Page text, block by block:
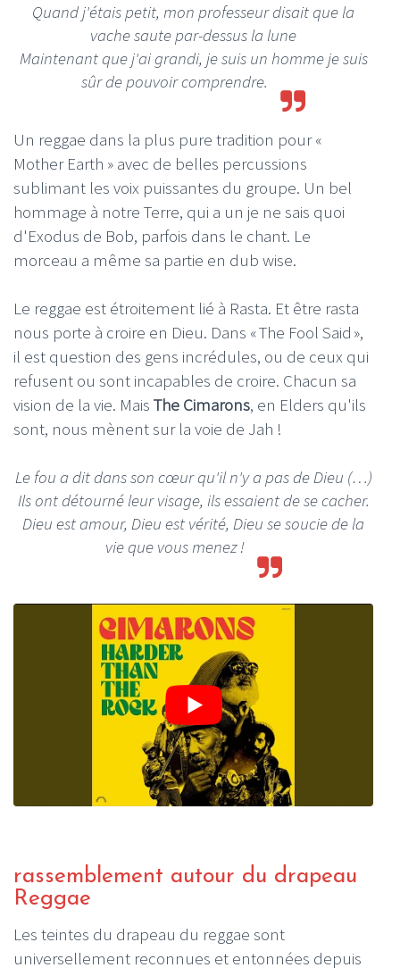
Quand j'étais petit, mon professeur disait que la
vache saute par-dessus la lune
Maintenant que j'ai grandi, je suis un homme je suis
sûr de pouvoir comprendre.
Un reggae dans la plus pure tradition pour «
Mother Earth » avec de belles percussions
sublimant les voix puissantes du groupe. Un bel
hommage à notre Terre, qui a un je ne sais quoi
d'Exodus de Bob, parfois dans le chant. Le
morceau a même sa partie en dub wise.
Le reggae est étroitement lié à Rasta. Et être rasta
nous porte à croire en Dieu. Dans « The Fool Said »,
il est question des gens incrédules, ou de ceux qui
refusent ou sont incapables de croire. Chacun sa
vision de la vie. Mais The Cimarons, en Elders qu'ils
sont, nous mènent sur la voie de Jah !
Le fou a dit dans son cœur qu'il n'y a pas de Dieu (…)
Ils ont détourné leur visage, ils essaient de se cacher.
Dieu est amour, Dieu est vérité, Dieu se soucie de la
vie que vous menez !
rassemblement autour du drapeau
Reggae
Les teintes du drapeau du reggae sont
universellement reconnues et entonnées depuis